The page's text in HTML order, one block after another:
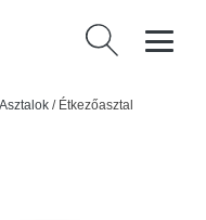
Keresés:
Asztalok / Étkezőasztal